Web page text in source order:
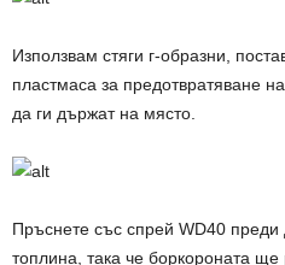
Използвам стяги г-образни,
пластмаса за предотвратяване
да ги държат на място.
Пръснете със спрей WD40
топлина, така че боркороната